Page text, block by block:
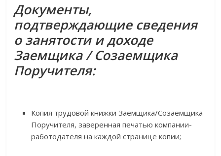
Документы,
подтверждающие сведения
о занятости и доходе
Заемщика / Созаемщика
Поручителя:
Копия трудовой книжки Заемщика/Созаемщика
Поручителя, заверенная печатью компании-
работодателя на каждой странице копии;